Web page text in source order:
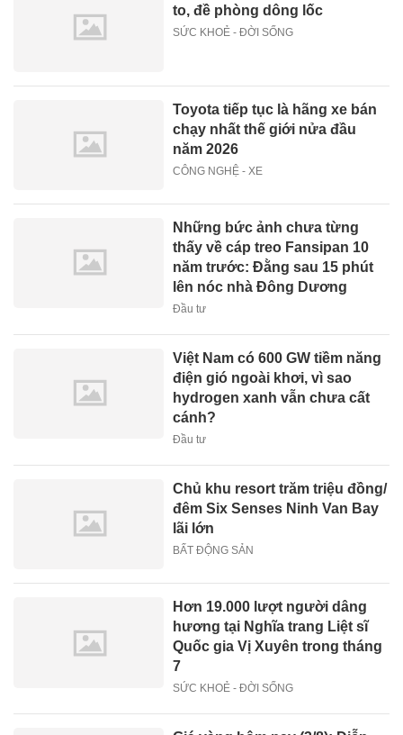
to, đề phòng dông lốc
SỨC KHOẺ - ĐỜI SỐNG
Toyota tiếp tục là hãng xe bán
chạy nhất thế giới nửa đầu
năm 2026
CÔNG NGHỆ - XE
Những bức ảnh chưa từng
thấy về cáp treo Fansipan 10
năm trước: Đằng sau 15 phút
lên nóc nhà Đông Dương
Đầu tư
Việt Nam có 600 GW tiềm năng
điện gió ngoài khơi, vì sao
hydrogen xanh vẫn chưa cất
cánh?
Đầu tư
Chủ khu resort trăm triệu đồng/
đêm Six Senses Ninh Van Bay
lãi lớn
BẤT ĐỘNG SẢN
Hơn 19.000 lượt người dâng
hương tại Nghĩa trang Liệt sĩ
Quốc gia Vị Xuyên trong tháng
7
SỨC KHOẺ - ĐỜI SỐNG